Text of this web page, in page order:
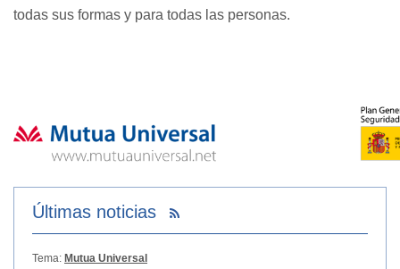
todas sus formas y para todas las personas.
Últimas noticias
Tema: Mutua Universal